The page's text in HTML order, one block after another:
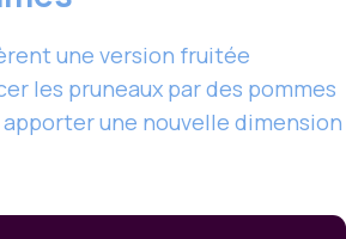
une version fruitée
les pruneaux par des pommes
une nouvelle dimension